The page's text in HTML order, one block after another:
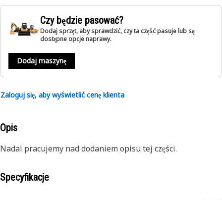
Czy będzie pasować?
Dodaj sprzęt, aby sprawdzić, czy ta część pasuje lub są
dostępne opcje naprawy.
Dodaj maszynę
Zaloguj się, aby wyświetlić cenę klienta
Opis
Nadal pracujemy nad dodaniem opisu tej części.
Specyfikacje